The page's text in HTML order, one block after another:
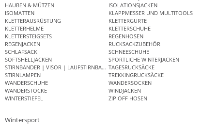
HAUBEN & MÜTZEN
ISOLATIONSJACKEN
ISOMATTEN
KLAPPMESSER UND MULTITOOLS
KLETTERAUSRÜSTUNG
KLETTERGURTE
KLETTERHELME
KLETTERSCHUHE
KLETTERSTEIGSETS
REGENHOSEN
REGENJACKEN
RUCKSACKZUBEHÖR
SCHLAFSACK
SCHNEESCHUHE
SOFTSHELLJACKEN
SPORTLICHE WINTERJACKEN
STIRNBÄNDER | VISOR | LAUFSTIRNBANDTAGESRUCKSÄCKE
STIRNLAMPEN
TREKKINGRUCKSÄCKE
WANDERSCHUHE
WANDERSOCKEN
WANDERSTÖCKE
WINDJACKEN
WINTERSTIEFEL
ZIP OFF HOSEN
Wintersport